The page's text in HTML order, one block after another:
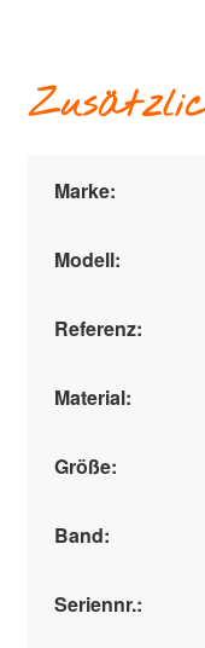
Marke:
Modell:
Referenz:
Material:
Größe:
Band:
Seriennr.: